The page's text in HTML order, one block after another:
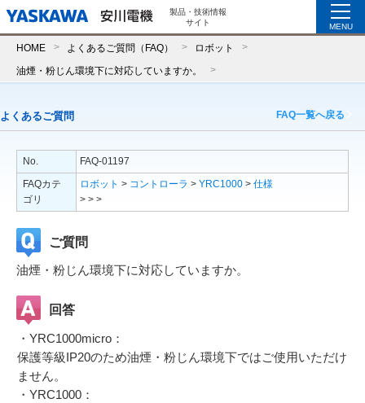
製品・技術情報
サイト
MENU
HOME よくあるご質問（FAQ） ロボット
油煙・粉じん環境下に対応していますか。
よくあるご質問 FAQ一覧へ戻る
No.
FAQ-01197
FAQカテ
ゴリ
ロボット > コントローラ > YRC1000 > 仕様
> > >
ご質問
油煙・粉じん環境下に対応していますか。
回答
・YRC1000micro：
保護等級IP20のため油煙・粉じん環境下ではご使用いただけ
ません。
・YRC1000：